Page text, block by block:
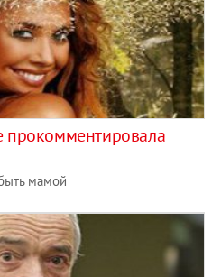
мамой